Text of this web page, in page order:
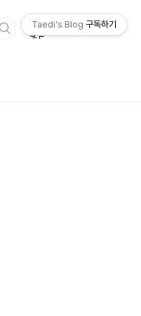
Taedi's Blog 구독하기